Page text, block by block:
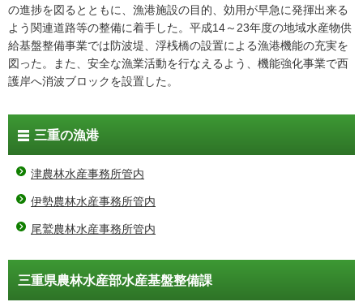
の進捗を図るとともに、漁港施設の目的、効用が早急に発揮出来る
よう関連道路等の整備に着手した。平成14～23年度の地域水産物供
給基盤整備事業では防波堤、浮桟橋の設置による漁港機能の充実を
図った。また、安全な漁業活動を行なえるよう、機能強化事業で西
護岸へ消波ブロックを設置した。
三重の漁港
津農林水産事務所管内
伊勢農林水産事務所管内
尾鷲農林水産事務所管内
三重県農林水産部水産基盤整備課